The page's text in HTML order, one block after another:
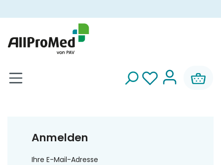
Anmelden
Ihre E-Mail-Adresse